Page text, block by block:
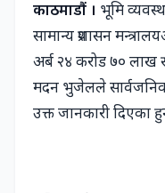
काठमाडौं । भूमि
सामान्य प्रशासन
अर्ब २४ करोड ७० लाख
मदन भुजेलले
उक्त जानकारी दिएका